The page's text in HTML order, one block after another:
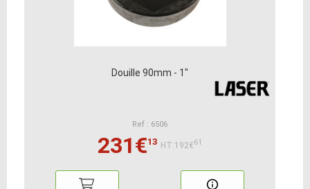
Douille 90mm - 1"
Ref : 6506
231€13 HT:192€61